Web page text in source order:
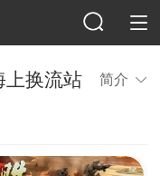
上换流站
简介